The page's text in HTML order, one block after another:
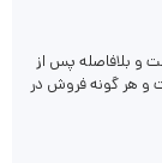
و بلافاصله پس از
و هر گونه فروش در